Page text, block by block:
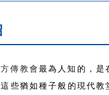
傳教會最為人知的，是
些猶如種子般的現代教